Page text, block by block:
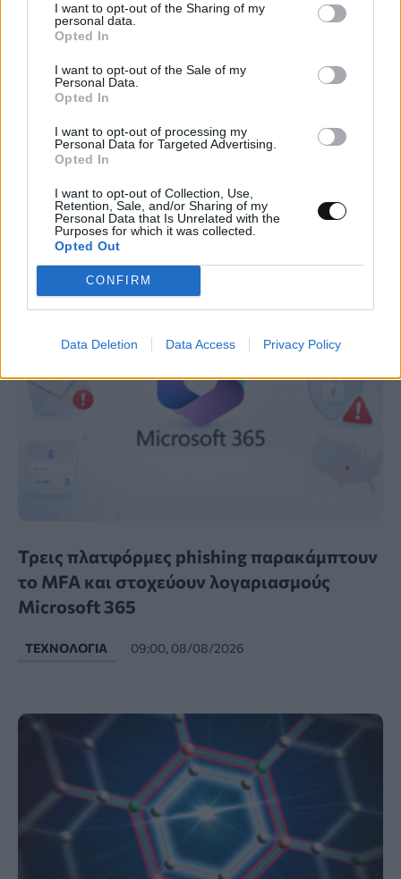
I want to opt-out of the Sharing of my
personal data.
Opted In
I want to opt-out of the Sale of my
Personal Data.
Opted In
I want to opt-out of processing my
Personal Data for Targeted Advertising.
Opted In
I want to opt-out of Collection, Use,
Retention, Sale, and/or Sharing of my
Personal Data that Is Unrelated with the
Purposes for which it was collected.
Opted Out
CONFIRM
Data Deletion Data Access Privacy Policy
λειτουργίας των «λευκών λέιζερ»
ΕΠΙΣΤΉΜΗ 11:00, 08/08/2026
Τρεις πλατφόρμες phishing παρακάμπτουν
το MFA και στοχεύουν λογαριασμούς
Microsoft 365
ΤΕΧΝΟΛΟΓΊΑ 09:00, 08/08/2026